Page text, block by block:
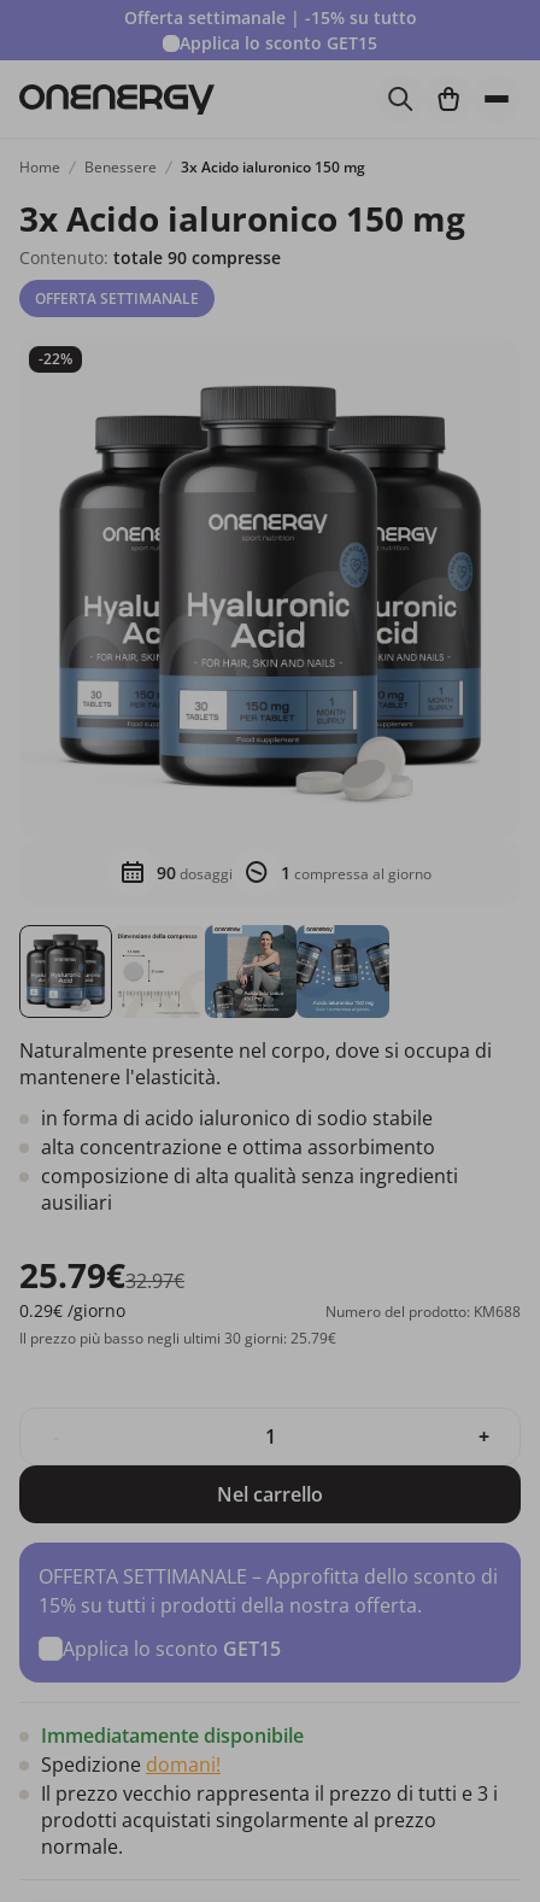
Offerta settimanale | -15% su tutto
Applica lo sconto GET15
Home Benessere 3x Acido ialuronico 150 mg
3x Acido ialuronico 150 mg
Contenuto: totale 90 compresse
OFFERTA SETTIMANALE
-22%
90dosaggi 1 compressa al giorno
Naturalmente presente nel corpo, dove si occupa di
mantenere l'elasticità.
in forma di acido ialuronico di sodio stabile
alta concentrazione e ottima assorbimento
composizione di alta qualità senza ingredienti
ausiliari
25.79€32.97€
0.29€ /giorno
Numero del prodotto: KM688
Il prezzo più basso negli ultimi 30 giorni: 25.79€
+
Nel carrello
OFFERTA SETTIMANALE – Approfitta dello sconto di
15% su tutti i prodotti della nostra offerta.
Applica lo sconto GET15
Immediatamente disponibile
Spedizione domani!
Il prezzo vecchio rappresenta il prezzo di tutti e 3 i
prodotti acquistati singolarmente al prezzo
normale.